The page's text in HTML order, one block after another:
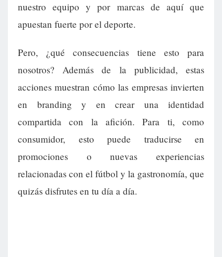
nuestro equipo y por marcas de aquí que
apuestan fuerte por el deporte.
Pero, ¿qué consecuencias tiene esto para
nosotros? Además de la publicidad, estas
acciones muestran cómo las empresas invierten
en branding y en crear una identidad
compartida con la afición. Para ti, como
consumidor, esto puede traducirse en
promociones o nuevas experiencias
relacionadas con el fútbol y la gastronomía, que
quizás disfrutes en tu día a día.